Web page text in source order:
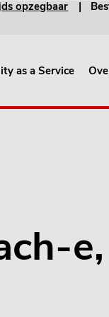
opzegbaar
as a Service